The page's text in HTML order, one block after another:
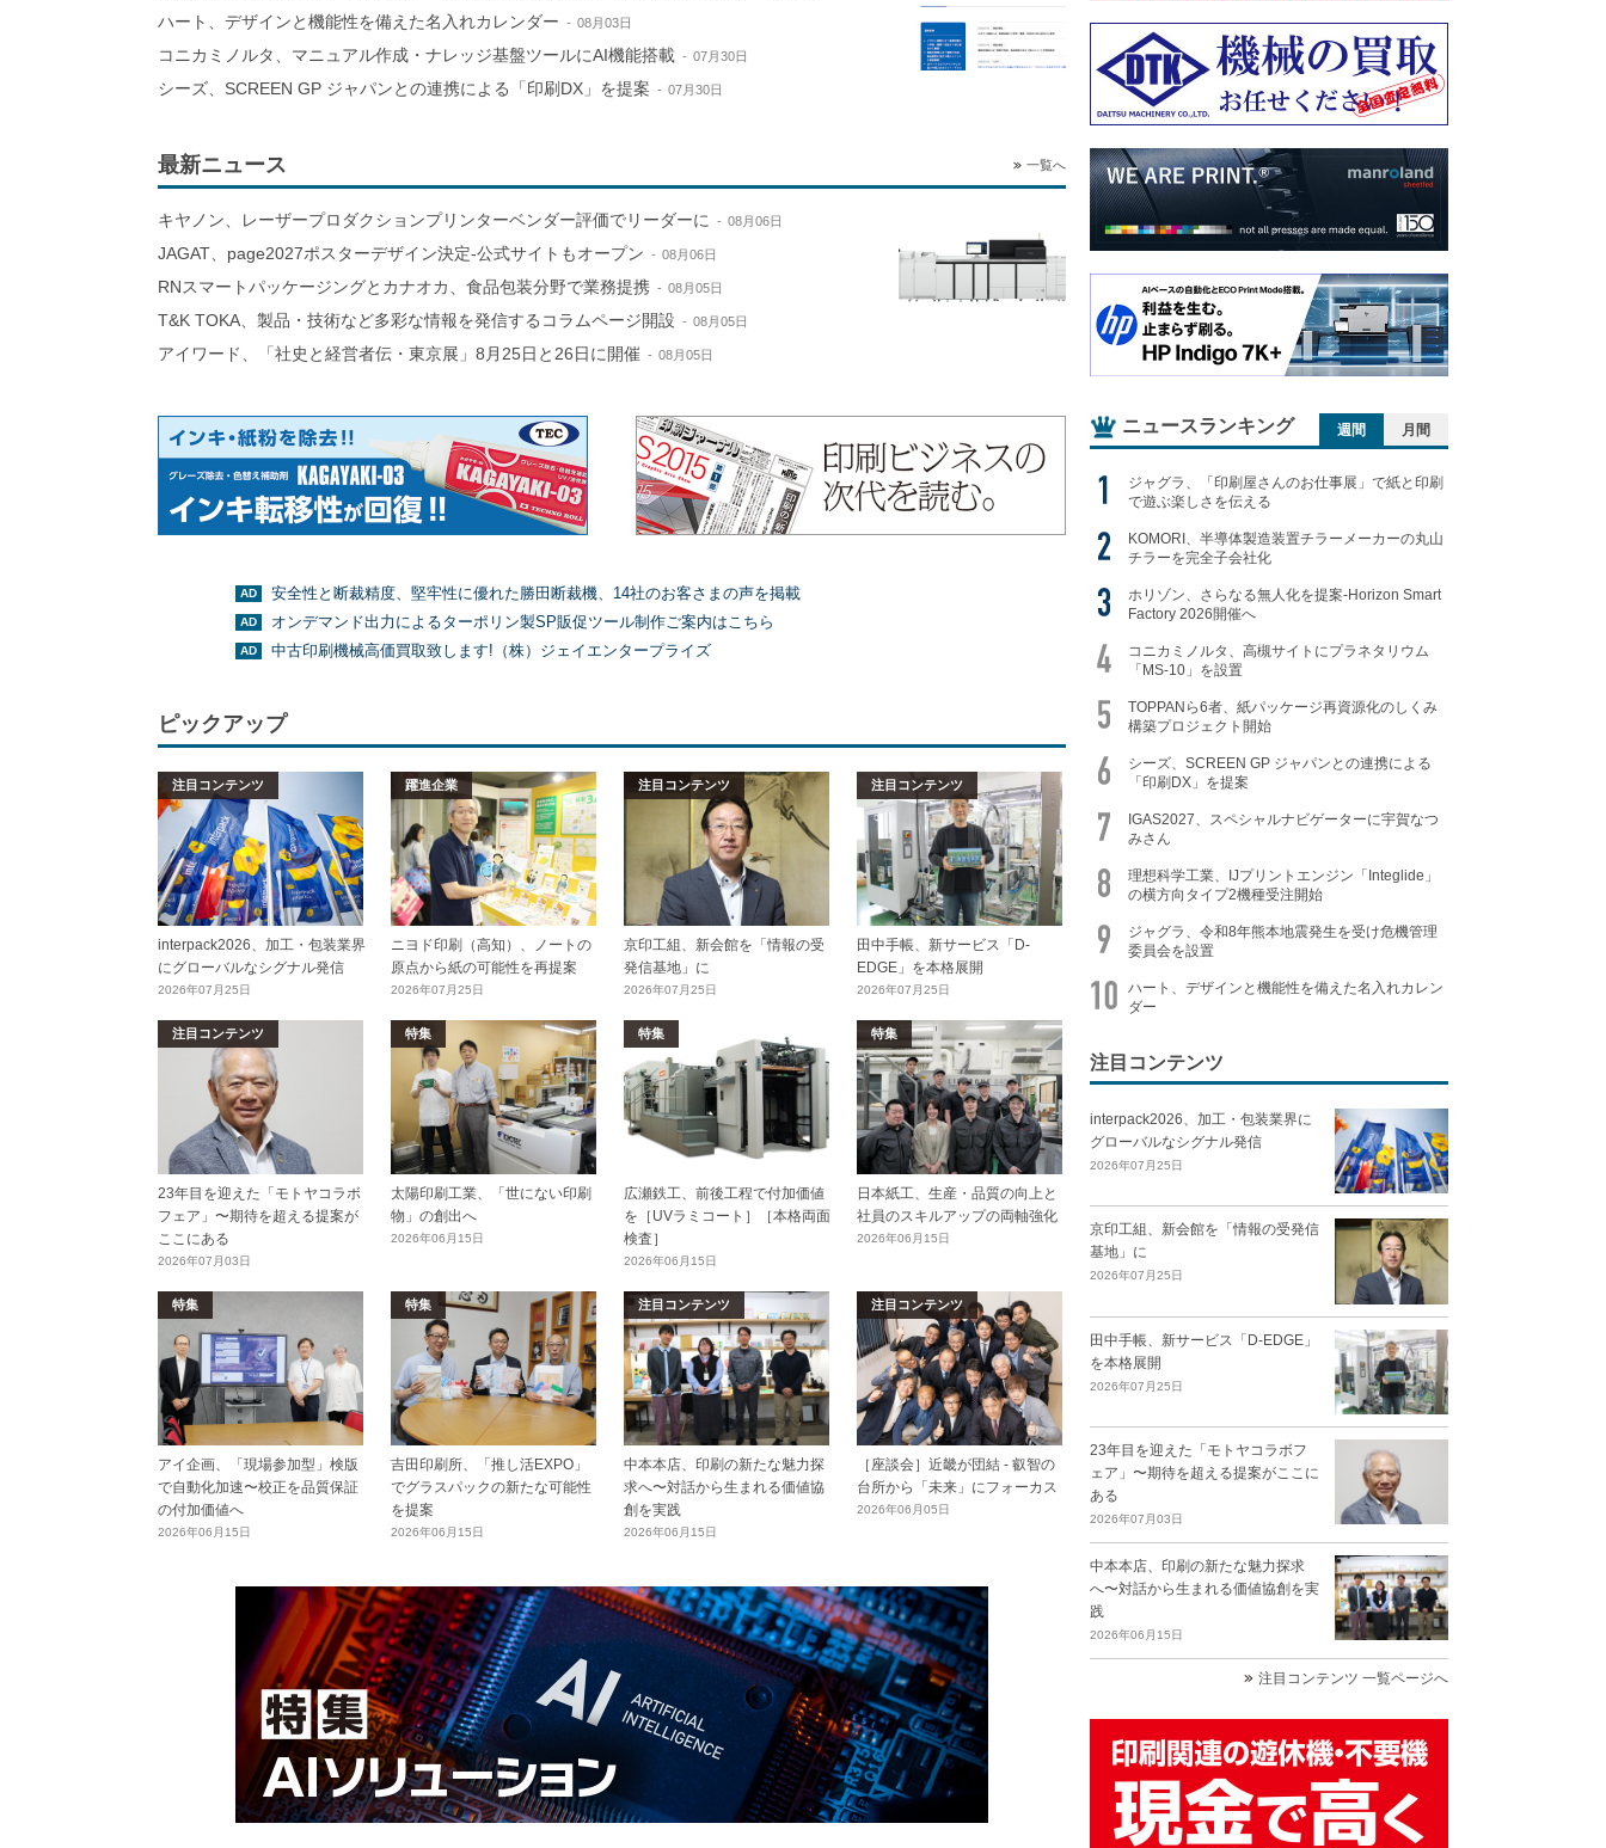
ハート、デザインと機能性を備えた名入れカレンダー 08月03日
コニカミノルタ、マニュアル作成・ナレッジ基盤ツールにAI機能搭載 07月30日
シーズ、SCREEN GP ジャパンとの連携による「印刷DX」を提案 07月30日
最新ニュース 一覧へ
キヤノン、レーザープロダクションプリンターベンダー評価でリーダーに 08月06日
JAGAT、page2027ポスターデザイン決定-公式サイトもオープン 08月06日
RNスマートパッケージングとカナオカ、食品包装分野で業務提携 08月05日
T&K TOKA、製品・技術など多彩な情報を発信するコラムページ開設 08月05日
アイワード、「社史と経営者伝・東京展」8月25日と26日に開催 08月05日
安全性と断裁精度、堅牢性に優れた勝田断裁機、14社のお客さまの声を掲載
オンデマンド出力によるターポリン製SP販促ツール制作ご案内はこちら
中古印刷機械高価買取致します!（株）ジェイエンタープライズ
ピックアップ
注目コンテンツ
interpack2026、加工・包装業界
にグローバルなシグナル発信
2026年07月25日
躍進企業
ニヨド印刷（高知）、ノートの
原点から紙の可能性を再提案
2026年07月25日
注目コンテンツ
京印工組、新会館を「情報の受
発信基地」に
2026年07月25日
注目コンテンツ
田中手帳、新サービス「D-
EDGE」を本格展開
2026年07月25日
注目コンテンツ
23年目を迎えた「モトヤコラボ
フェア」〜期待を超える提案が
ここにある
2026年07月03日
特集
太陽印刷工業、「世にない印刷
物」の創出へ
2026年06月15日
特集
広瀬鉄工、前後工程で付加価値
を［UVラミコート］［本格両面
検査］
2026年06月15日
特集
日本紙工、生産・品質の向上と
社員のスキルアップの両軸強化
2026年06月15日
特集
アイ企画、「現場参加型」検版
で自動化加速〜校正を品質保証
の付加価値へ
2026年06月15日
特集
吉田印刷所、「推し活EXPO」
でグラスパックの新たな可能性
を提案
2026年06月15日
注目コンテンツ
中本本店、印刷の新たな魅力探
求へ〜対話から生まれる価値協
創を実践
2026年06月15日
注目コンテンツ
［座談会］近畿が団結 - 叡智の
台所から「未来」にフォーカス
2026年06月05日
ニュースランキング 週間 月間
ジャグラ、「印刷屋さんのお仕事展」で紙と印刷
で遊ぶ楽しさを伝える
KOMORI、半導体製造装置チラーメーカーの丸山
チラーを完全子会社化
ホリゾン、さらなる無人化を提案-Horizon Smart
Factory 2026開催へ
コニカミノルタ、高槻サイトにプラネタリウム
「MS-10」を設置
TOPPANら6者、紙パッケージ再資源化のしくみ
構築プロジェクト開始
シーズ、SCREEN GP ジャパンとの連携による
「印刷DX」を提案
IGAS2027、スペシャルナビゲーターに宇賀なつ
みさん
理想科学工業、IJプリントエンジン「Integlide」
の横方向タイプ2機種受注開始
ジャグラ、令和8年熊本地震発生を受け危機管理
委員会を設置
ハート、デザインと機能性を備えた名入れカレン
ダー
注目コンテンツ
interpack2026、加工・包装業界に
グローバルなシグナル発信
2026年07月25日
京印工組、新会館を「情報の受発信
基地」に
2026年07月25日
田中手帳、新サービス「D-EDGE」
を本格展開
2026年07月25日
23年目を迎えた「モトヤコラボフ
ェア」〜期待を超える提案がここに
ある
2026年07月03日
中本本店、印刷の新たな魅力探求
へ〜対話から生まれる価値協創を実
践
2026年06月15日
注目コンテンツ 一覧ページへ